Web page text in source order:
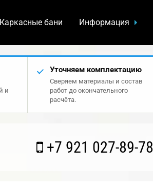
Каркасные бани Информация
и
Уточняем комплектацию
Сверяем материалы и состав
работ до окончательного
расчёта.
+7 921 027-89-78